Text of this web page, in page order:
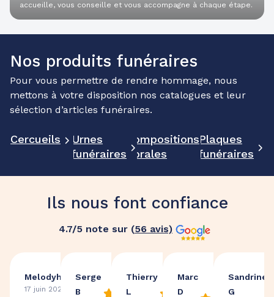
accueille, vous conseille et vous accompagne à chaque étape.
Nos produits funéraires
Pour vous permettre de rendre hommage, nous
mettons à votre disposition nos catalogues et leur
sélection d’articles funéraires.
Cercueils
Urnes
funéraires
Compositions
florales
Plaques
funéraires
Ils nous font confiance
4.7/5 note sur (56 avis)
Melodyhorn
17 juin 2026
Serge
B
Thierry
L
Marc
D
Sandrine
G